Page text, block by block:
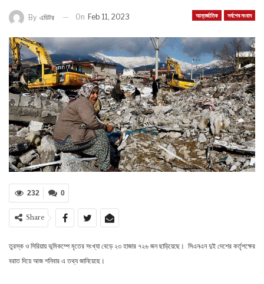
আন্তর্জাতিক সর্বশেষ সংবাদ
By এডিটর On Feb 11, 2023
0
232
Share
তুরস্ক ও সিরিয়ায় ভূমিকম্পে মৃতের সংখ্যা বেড়ে ২৩ হাজার ৭২৬ জন ছাড়িয়েছে। সিএনএন দুই দেশের কর্তৃপক্ষের
বরাত দিয়ে আজ শনিবার এ তথ্য জানিয়েছে।